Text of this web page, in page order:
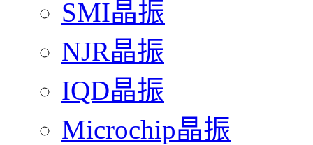
SMI晶振
NJR晶振
IQD晶振
Microchip晶振